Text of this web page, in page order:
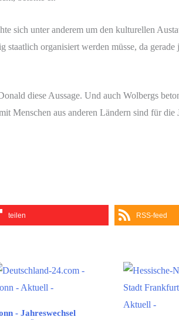
sich unter anderem um den kulturellen
organisiert werden müsse, da
diese Aussage. Und auch Wolbergs
Menschen aus anderen Ländern sind für
teilen RSS-feed
- Jahreswechsel